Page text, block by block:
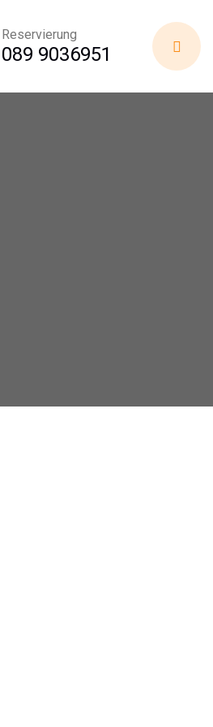
Reservierung
089 9036951